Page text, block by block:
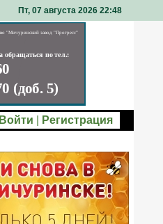
Пт, 07 августа 2026 22 48
Войти Регистрация